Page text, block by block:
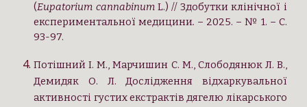
(Eupatorium cannabinumL.) // Здобутки клінічної і
експериментальної медицини. – 2025. – № 1. – С.
93-97.
Потішний І. М., Марчишин С. М., Слободянюк Л. В.,
Демидяк О. Л. Дослідження відхаркувальної
активності густих екстрактів дягелю лікарського